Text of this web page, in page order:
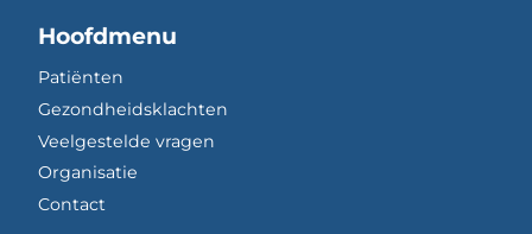
Hoofdmenu
Patiënten
Gezondheidsklachten
Veelgestelde vragen
Organisatie
Contact